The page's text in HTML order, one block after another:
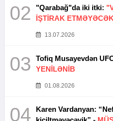
02 "Qarabağ"da iki itki:
İŞTİRAK
13.07.2026
03
YENİLƏNİB
01.08.2026
04
Karen Vardanyan: